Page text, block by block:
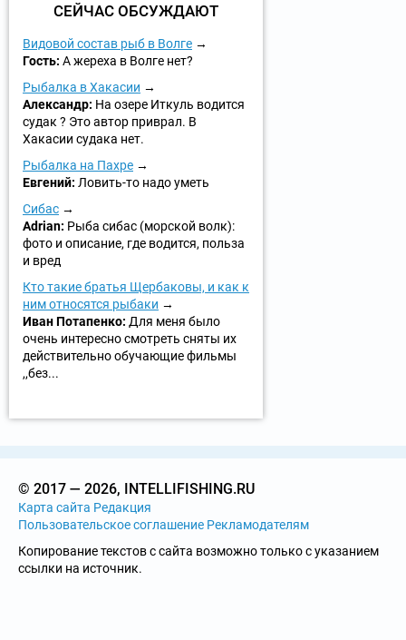
СЕЙЧАС ОБСУЖДАЮТ
Видовой состав рыб в Волге
Гость: А жереха в Волге нет?
Рыбалка в Хакасии
Александр: На озере Иткуль водится
судак ? Это автор приврал. В
Хакасии судака нет.
Рыбалка на Пахре
Евгений: Ловить-то надо уметь
Сибас
Adrian: Рыба сибас (морской волк):
фото и описание, где водится, польза
и вред
Кто такие братья Щербаковы, и как к
ним относятся рыбаки
Иван Потапенко: Для меня было
очень интересно смотреть сняты их
действительно обучающие фильмы
,,без...
© 2017 — 2026, INTELLIFISHING.RU
Карта сайта Редакция
Пользовательское соглашение Рекламодателям
Копирование текстов с сайта возможно только с указанием
ссылки на источник.